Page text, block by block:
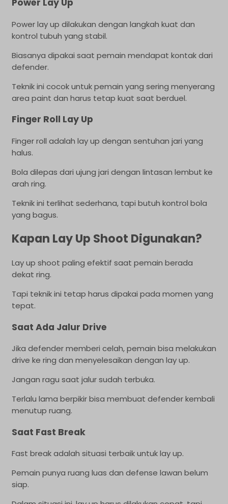
Power Lay Up
Power lay up dilakukan dengan langkah kuat dan
kontrol tubuh yang stabil.
Biasanya dipakai saat pemain mendapat kontak dari
defender.
Teknik ini cocok untuk pemain yang sering menyerang
area paint dan harus tetap kuat saat berduel.
Finger Roll Lay Up
Finger roll adalah lay up dengan sentuhan jari yang
halus.
Bola dilepas dari ujung jari dengan lintasan lembut ke
arah ring.
Teknik ini terlihat sederhana, tapi butuh kontrol bola
yang bagus.
Kapan Lay Up Shoot Digunakan?
Lay up shoot paling efektif saat pemain berada
dekat ring.
Tapi teknik ini tetap harus dipakai pada momen yang
tepat.
Saat Ada Jalur Drive
Jika defender memberi celah, pemain bisa melakukan
drive ke ring dan menyelesaikan dengan lay up.
Jangan ragu saat jalur sudah terbuka.
Terlalu lama berpikir bisa membuat defender kembali
menutup ruang.
Saat Fast Break
Fast break adalah situasi terbaik untuk lay up.
Pemain punya ruang luas dan defense lawan belum
siap.